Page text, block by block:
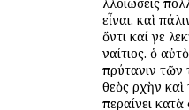
εἶναι. καὶ
ὄντι καί γε
ἀναίτιος. ὁ
πρύτανιν τῶν
θεὸς ἀρχὴν
περαίνει κατὰ